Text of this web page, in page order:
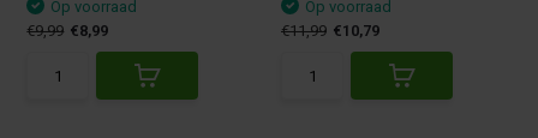
Op voorraad
€9,99 €8,99
Op voorraad
€11,99 €10,79